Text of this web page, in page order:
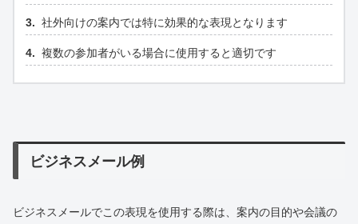
社外向けの案内では特に効果的な表現となります
複数の参加者がいる場合に使用すると適切です
ビジネスメール例
ビジネスメールでこの表現を使用する際は、案内の目的や会議の